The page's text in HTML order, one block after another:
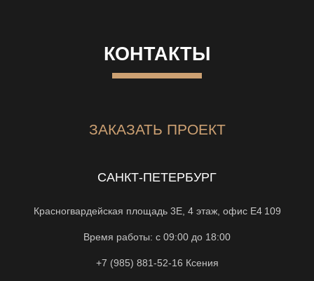
КОНТАКТЫ
ЗАКАЗАТЬ ПРОЕКТ
САНКТ-ПЕТЕРБУРГ
Красногвардейская площадь 3Е, 4 этаж, офис Е4 109
Время работы: с 09:00 до 18:00
+7 (985) 881-52-16 Ксения